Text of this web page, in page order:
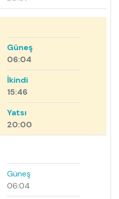
Güneş
06:04
İkindi
15:46
Yatsı
20:00
Güneş
06:04